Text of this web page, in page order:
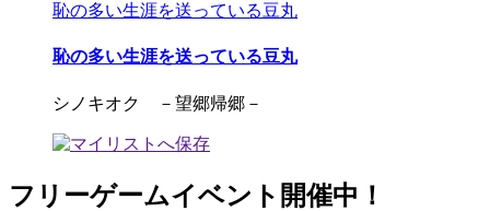
恥の多い生涯を送っている豆丸
恥の多い生涯を送っている豆丸
シノキオク －望郷帰郷－
フリーゲームイベント開催中！